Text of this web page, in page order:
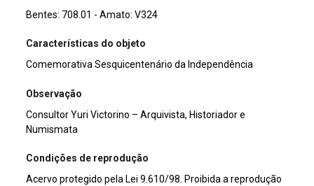
Bentes: 708.01 - Amato: V324
Características do objeto
Comemorativa Sesquicentenário da Independência
Observação
Consultor Yuri Victorino – Arquivista, Historiador e
Numismata
Condições de reprodução
Acervo protegido pela Lei 9.610/98. Proibida a reprodução